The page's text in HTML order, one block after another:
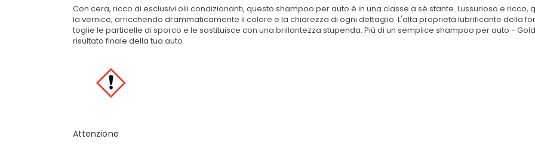
Con cera, ricco di esclusivi olii condizionanti, questo shampoo per auto è in una classe a sè stante. Lussurioso e
la vernice, arricchendo drammaticamente il colore e la chiarezza di ogni dettaglio. L'alta proprietà lubrificante della
toglie le particelle di sporco e le sostituisce con una brillantezza stupenda. Più di un semplice shampoo per auto -
risultato finale della tua auto
Attenzione